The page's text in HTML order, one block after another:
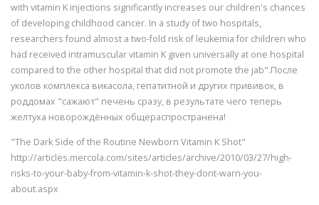
with vitamin K injections significantly increases our children's chances
of developing childhood cancer. In a study of two hospitals,
researchers found almost a two-fold risk of leukemia for children who
had received intramuscular vitamin K given universally at one hospital
compared to the other hospital that did not promote the jab".После
уколов комплекса викасола, гепатитной и других прививок, в
роддомах "сажают" печень сразу, в результате чего теперь
желтуха новорождённых общераспространена!
"The Dark Side of the Routine Newborn Vitamin K Shot"
http://articles.mercola.com/sites/articles/archive/2010/03/27/high-
risks-to-your-baby-from-vitamin-k-shot-they-dont-warn-you-
about.aspx